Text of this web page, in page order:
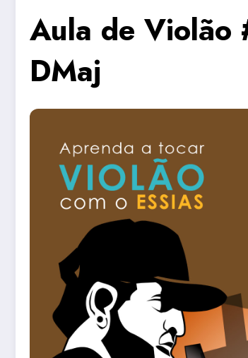
Aula de Violão
DMaj